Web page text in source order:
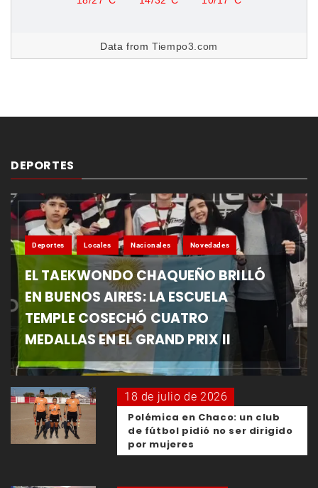
Data fromTiempo3.com
DEPORTES
Deportes Locales Nacionales Novedades
EL TAEKWONDO CHAQUEÑO BRILLÓ
EN BUENOS AIRES: LA ESCUELA
TEMPLE COSECHÓ CUATRO
MEDALLAS EN EL GRAND PRIX II
18 de julio de 2026
Polémica en Chaco: un club
de fútbol pidió no ser dirigido
por mujeres